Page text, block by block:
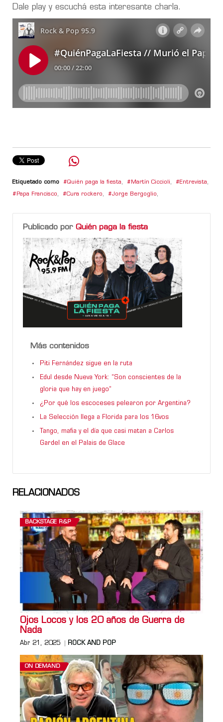
Dale play y escuchá esta interesante charla.
Etiquetado como Quién paga la fiesta, Martín Ciccioli, Entrevista,
Papa Francisco, Cura rockero, Jorge Bergoglio,
Publicado por Quién paga la fiesta
Más contenidos
Piti Fernández sigue en la ruta
Edul desde Nueva York: “Son conscientes de la
gloria que hay en juego”
¿Por qué los escoceses pelearon por Argentina?
La Selección llega a Florida para los 16vos
Tango, mafia y el día que casi matan a Carlos
Gardel en el Palais de Glace
RELACIONADOS
BACKSTAGE R&P
Ojos Locos y los 20 años de Guerra de
Nada
Abr 21, 2025 ROCK AND POP
ON DEMAND